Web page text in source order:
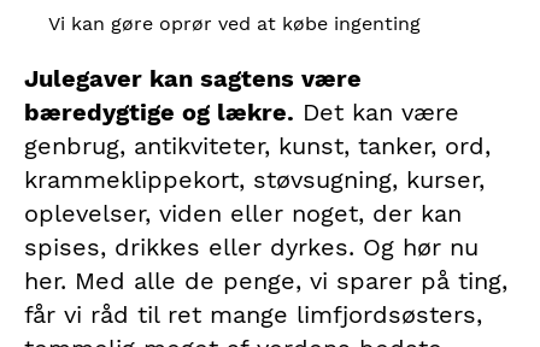
Vi kan gøre oprør ved at købe ingenting
Julegaver kan sagtens være
bæredygtige og lækre. Det kan være
genbrug, antikviteter, kunst, tanker, ord,
krammeklippekort, støvsugning, kurser,
oplevelser, viden eller noget, der kan
spises, drikkes eller dyrkes. Og hør nu
her. Med alle de penge, vi sparer på ting,
får vi råd til ret mange limfjordsøsters,